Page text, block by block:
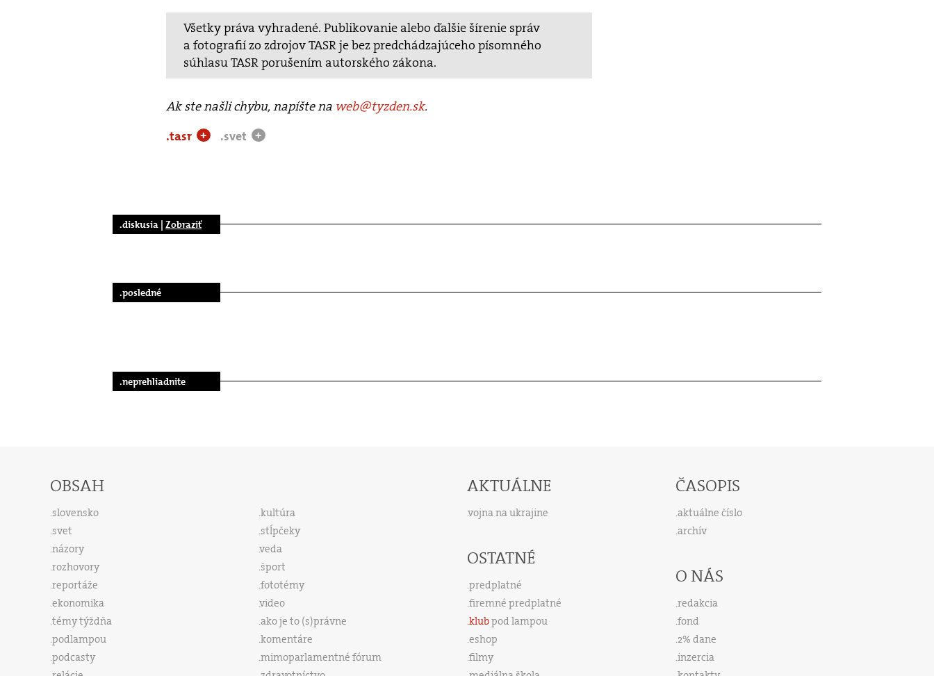
Všetky práva vyhradené. Publikovanie alebo ďalšie šírenie správ
a fotografií zo zdrojov TASR je bez predchádzajúceho písomného
súhlasu TASR porušením autorského zákona.
Ak ste našli chybu, napíšte na web@tyzden.sk.
.tasr
+ .svet +
.diskusia | Zobraziť
.posledné
.neprehliadnite
OBSAH
slovensko
svet
názory
rozhovory
reportáže
ekonomika
témy týždňa
podlampou
podcasty
kultúra
stĺpčeky
veda
šport
fototémy
video
ako je to (s)právne
komentáre
mimoparlamentné fórum
AKTUÁLNE
vojna na ukrajine
OSTATNÉ
predplatné
firemné predplatné
klubpod lampou
eshop
filmy
ČASOPIS
aktuálne číslo
archív
O NÁS
redakcia
fond
2% dane
inzercia